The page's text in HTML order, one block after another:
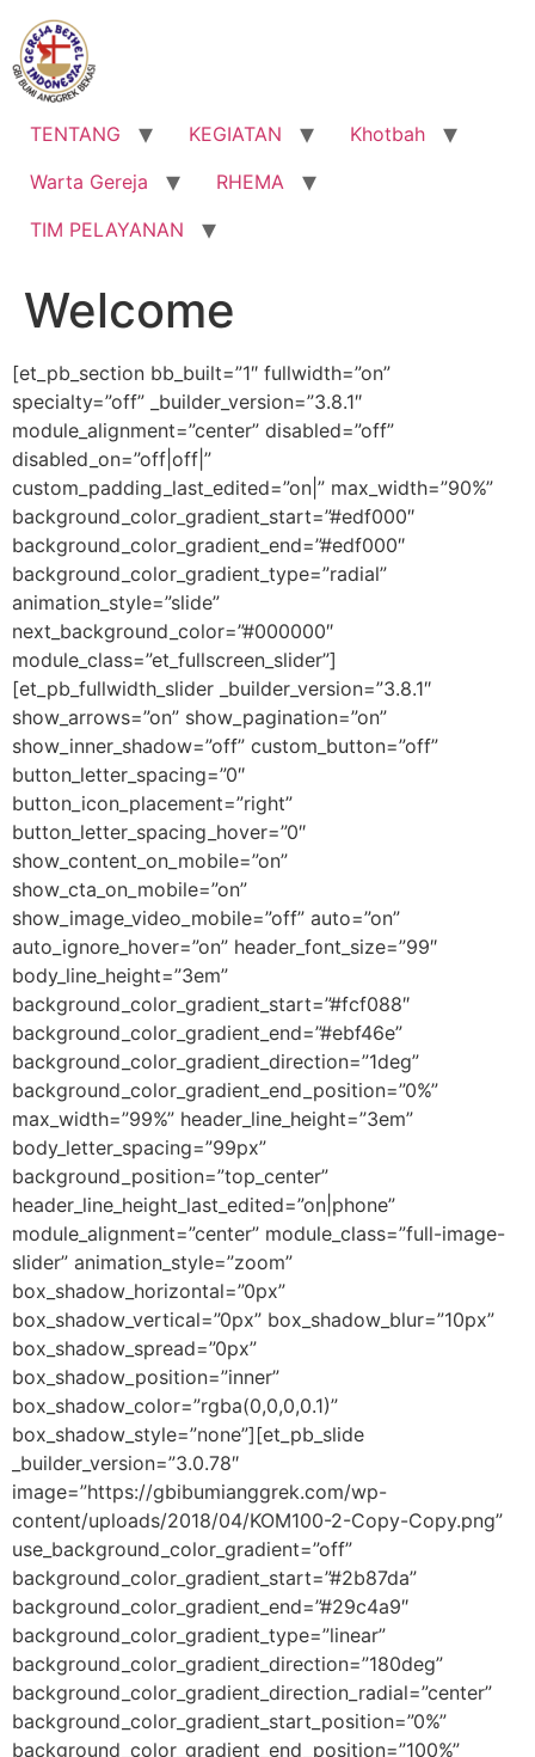
Lewati
konten
TENTANG KEGIATAN
Khotbah
Warta Gereja
RHEMA
TIM PELAYANAN
Welcome
[et_pb_section bb_built=”1″ fullwidth=”on”
specialty=”off” _builder_version=”3.8.1″
module_alignment=”center” disabled=”off”
disabled_on=”off|off|”
custom_padding_last_edited=”on|” max_width=”90%”
background_color_gradient_start=”#edf000″
background_color_gradient_end=”#edf000″
background_color_gradient_type=”radial”
animation_style=”slide”
next_background_color=”#000000″
module_class=”et_fullscreen_slider”]
[et_pb_fullwidth_slider _builder_version=”3.8.1″
show_arrows=”on” show_pagination=”on”
show_inner_shadow=”off” custom_button=”off”
button_letter_spacing=”0″
button_icon_placement=”right”
button_letter_spacing_hover=”0″
show_content_on_mobile=”on”
show_cta_on_mobile=”on”
show_image_video_mobile=”off” auto=”on”
auto_ignore_hover=”on” header_font_size=”99″
body_line_height=”3em”
background_color_gradient_start=”#fcf088″
background_color_gradient_end=”#ebf46e”
background_color_gradient_direction=”1deg”
background_color_gradient_end_position=”0%”
max_width=”99%” header_line_height=”3em”
body_letter_spacing=”99px”
background_position=”top_center”
header_line_height_last_edited=”on|phone”
module_alignment=”center” module_class=”full-image-
slider” animation_style=”zoom”
box_shadow_horizontal=”0px”
box_shadow_vertical=”0px” box_shadow_blur=”10px”
box_shadow_spread=”0px”
box_shadow_position=”inner”
box_shadow_color=”rgba(0,0,0,0.1)”
box_shadow_style=”none”][et_pb_slide
_builder_version=”3.0.78″
image=”https://gbibumianggrek.com/wp-
content/uploads/2018/04/KOM100-2-Copy-Copy.png”
use_background_color_gradient=”off”
background_color_gradient_start=”#2b87da”
background_color_gradient_end=”#29c4a9″
background_color_gradient_type=”linear”
background_color_gradient_direction=”180deg”
background_color_gradient_direction_radial=”center”
background_color_gradient_start_position=”0%”
background_color_gradient_end_position=”100%”